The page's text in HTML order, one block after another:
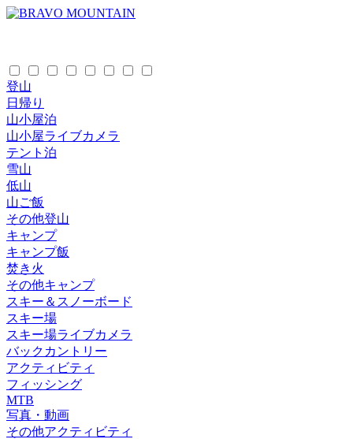
登山
日帰り
山小屋泊
山小屋ライブカメラ
テント泊
雪山
低山
山ご飯
その他登山
キャンプ
キャンプ飯
焚き火
その他キャンプ
スキー＆スノーボード
スキー場
スキー場ライブカメラ
バックカントリー
アクティビティ
フィッシング
MTB
写真・動画
その他アクティビティ